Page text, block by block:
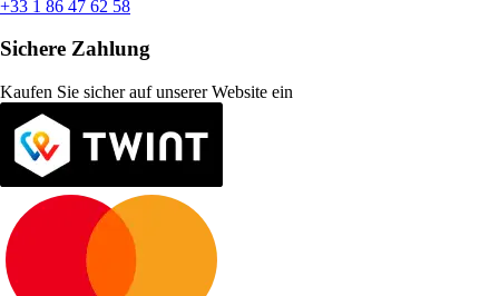
+33 1 86 47 62 58
Sichere Zahlung
Kaufen Sie sicher auf unserer Website ein